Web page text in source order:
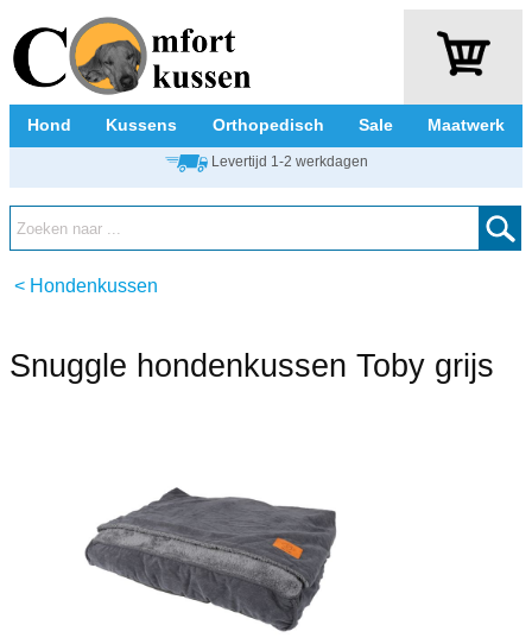
Hond Kussens Orthopedisch Sale Maatwerk
Levertijd 1-2 werkdagen
< Hondenkussen
Snuggle hondenkussen Toby grijs